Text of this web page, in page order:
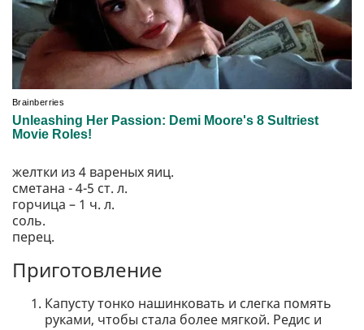
желтки из 4 вареных яиц.
сметана - 4-5 ст. л.
горчица – 1 ч. л.
соль.
перец.
Приготовление
Капусту тонко нашинковать и слегка помять
руками, чтобы стала более мягкой. Редис и